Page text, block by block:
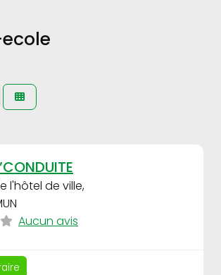
l'hôtel de ville,
Aucun avis